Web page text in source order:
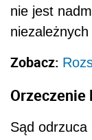
nie jest
niezależnych
Zobacz:
Sąd odrzuca